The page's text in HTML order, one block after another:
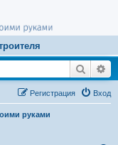
Поиск
Вход
Регистрация
руками